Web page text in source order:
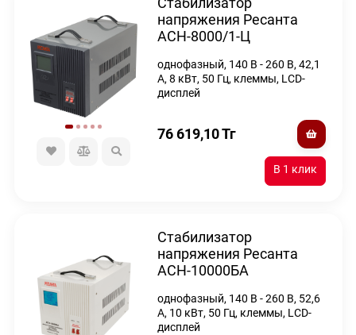
напряжения Ресанта
АСН-8000/1-Ц
однофазный, 140 В - 260 В, 42,1
А, 8 кВт, 50 Гц, клеммы, LCD-
дисплей
76 619,10Тг
Стабилизатор
напряжения Ресанта
АСН-10000БА
однофазный, 140 В - 260 В, 52,6
А, 10 кВт, 50 Гц, клеммы, LCD-
дисплей